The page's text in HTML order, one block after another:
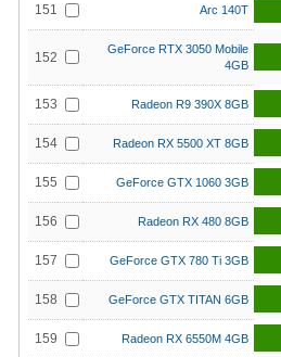
151 Arc 140T
152
GeForce RTX 3050 Mobile
4GB
153 Radeon R9 390X 8GB
154 Radeon RX 5500 XT 8GB
155 GeForce GTX 1060 3GB
156 Radeon RX 480 8GB
157 GeForce GTX 780 Ti 3GB
158 GeForce GTX TITAN 6GB
159 Radeon RX 6550M 4GB